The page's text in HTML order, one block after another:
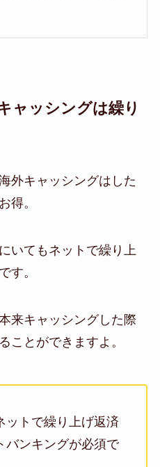
ャッシングは繰り
外キャッシングはした
得。
いてもネットで繰り上
す。
来キャッシングした際
ことができますよ。
ットで繰り上げ返済
バンキングが必須で